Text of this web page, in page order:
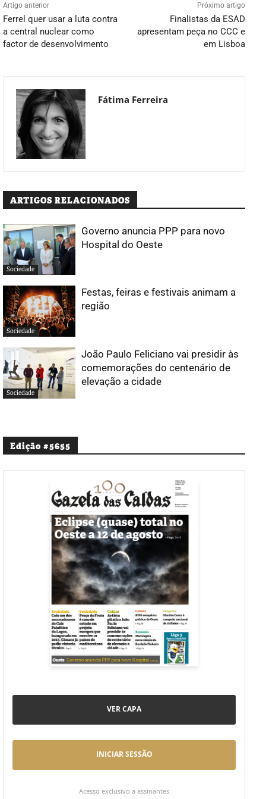
Artigo anterior
Ferrel quer usar a luta contra
a central nuclear como
factor de desenvolvimento
Próximo artigo
Finalistas da ESAD
apresentam peça no CCC e
em Lisboa
Fátima Ferreira
ARTIGOS RELACIONADOS
Sociedade
Governo anuncia PPP para novo
Hospital do Oeste
Sociedade
Festas, feiras e festivais animam a
região
Sociedade
João Paulo Feliciano vai presidir às
comemorações do centenário de
elevação a cidade
Edição #5655
VER CAPA
INICIAR SESSÃO
Acesso exclusivo a assinantes